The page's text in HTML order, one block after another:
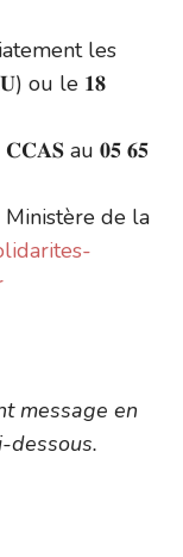
les
ou le 𝟏𝟖
au 𝟎𝟓 𝟔𝟓
Ministère de la
message en
dessous.